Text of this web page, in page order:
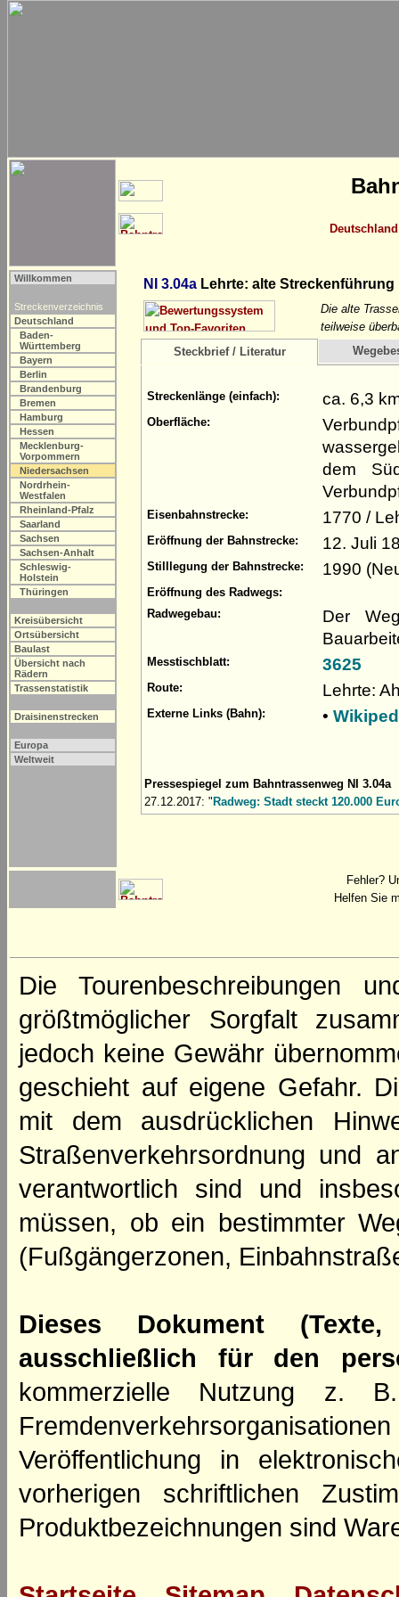
Deutschland
Willkommen
Streckenverzeichnis
Deutschland
Baden-
Württemberg
Bayern
Berlin
Brandenburg
Bremen
Hamburg
Hessen
Mecklenburg-
Vorpommern
Niedersachsen
Nordrhein-
Westfalen
Rheinland-Pfalz
Saarland
Sachsen
Sachsen-Anhalt
Schleswig-
Holstein
Thüringen
Kreisübersicht
Ortsübersicht
Baulast
Übersicht nach
Rädern
Trassenstatistik
Draisinenstrecken
Europa
Weltweit
NI 3.04a Lehrte: alte
Die alte
teilweise
Steckbrief / Literatur
Streckenlänge (einfach): ca. 6,3
Oberfläche:
dem
Eisenbahnstrecke: 1770 /
Eröffnung der Bahnstrecke: 12. Juli
Stilllegung der Bahnstrecke: 1990
Eröffnung des Radwegs:
Radwegebau:
Der
Messtischblatt: 3625
Route: Lehrte:
Externe Links (Bahn): •
Pressespiegel zum Bahntrassenweg NI 3.04a
27.12.2017: "Radweg: Stadt steckt 120.000
Fehler?
Helfen Sie
Die Tourenbeschreibungen
größtmöglicher Sorgfalt
jedoch keine Gewähr
geschieht auf eigene Gefahr.
mit dem ausdrücklichen
Straßenverkehrsordnung und
verantwortlich sind und
müssen, ob ein bestimmter
(Fußgängerzonen,
Dieses Dokument
ausschließlich für den
kommerzielle Nutzung z.
Veröffentlichung in
vorherigen schriftlichen
Produktbezeichnungen sind